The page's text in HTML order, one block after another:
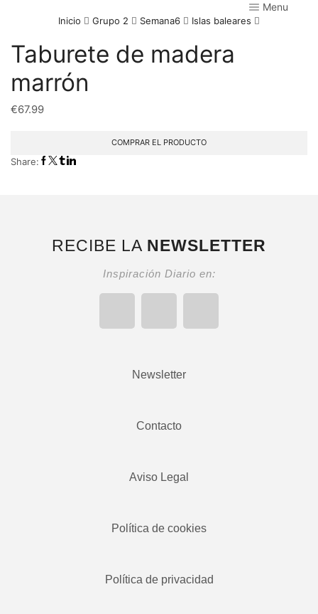
Menu
Inicio Grupo 2 Semana6 Islas baleares
Taburete de madera
marrón
€67.99
COMPRAR EL PRODUCTO
Share:
RECIBE LA NEWSLETTER
Inspiración Diario en:
Newsletter
Contacto
Aviso Legal
Política de cookies
Política de privacidad